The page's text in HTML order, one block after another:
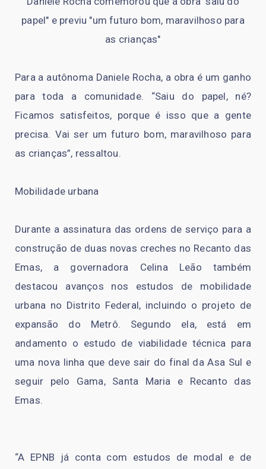
papel" e previu "um futuro bom, maravilhoso para
as crianças"
Para a autônoma Daniele Rocha, a obra é um ganho
para toda a comunidade. “Saiu do papel, né?
Ficamos satisfeitos, porque é isso que a gente
precisa. Vai ser um futuro bom, maravilhoso para
as crianças”, ressaltou.
Mobilidade urbana
Durante a assinatura das ordens de serviço para a
construção de duas novas creches no Recanto das
Emas, a governadora Celina Leão também
destacou avanços nos estudos de mobilidade
urbana no Distrito Federal, incluindo o projeto de
expansão do Metrô. Segundo ela, está em
andamento o estudo de viabilidade técnica para
uma nova linha que deve sair do final da Asa Sul e
seguir pelo Gama, Santa Maria e Recanto das
Emas.
“A EPNB já conta com estudos de modal e de